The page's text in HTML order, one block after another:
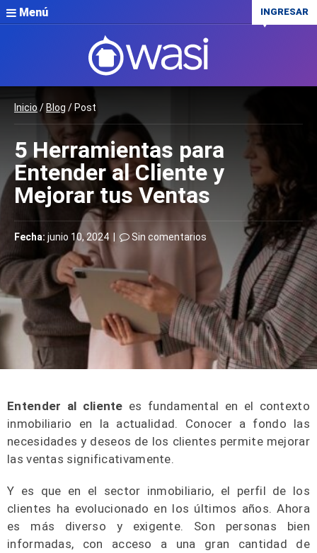
Menú INGRESAR
Inicio/ Blog / Post
5 Herramientas para
Entender al Cliente y
Mejorar tus Ventas
Fecha: junio 10, 2024 | Sin comentarios
Entender al cliente es fundamental en el contexto
inmobiliario en la actualidad. Conocer a fondo las
necesidades y deseos de los clientes permite mejorar
las ventas significativamente.
Y es que en el sector inmobiliario, el perfil de los
clientes ha evolucionado en los últimos años. Ahora
es más diverso y exigente. Son personas bien
informadas, con acceso a una gran cantidad de